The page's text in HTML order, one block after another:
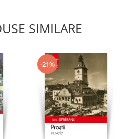
SIMILARE
-21%